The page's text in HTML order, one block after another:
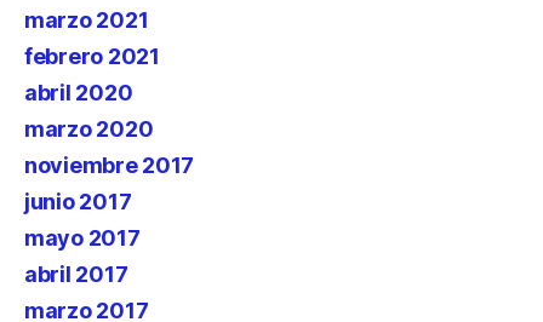
marzo 2021
febrero 2021
abril 2020
marzo 2020
noviembre 2017
junio 2017
mayo 2017
abril 2017
marzo 2017